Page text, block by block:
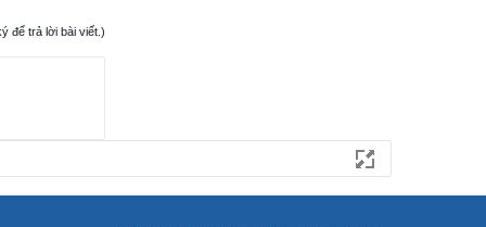
để trả lời bài viết.)